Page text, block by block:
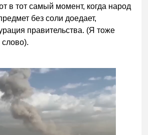
в тот самый момент, когда народ
без соли доедает,
правительства. (Я тоже
слово).